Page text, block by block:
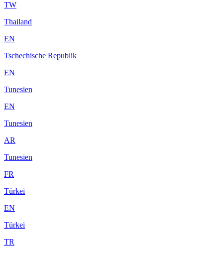
TW
Thailand
EN
Tschechische Republik
EN
Tunesien
EN
Tunesien
AR
Tunesien
FR
Türkei
EN
Türkei
TR